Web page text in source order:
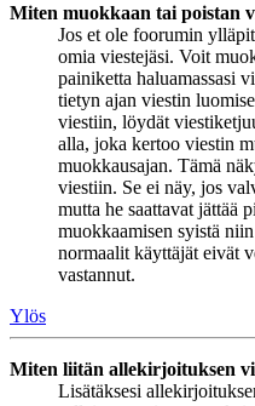
Miten muokkaan tai poistan
Jos et ole foorumin
omia viestejäsi. Voit
painiketta haluamassasi
tietyn ajan viestin
viestiin, löydät
alla, joka kertoo viestin
muokkausajan. Tämä
viestiin. Se ei näy, jos
mutta he saattavat jättää
muokkaamisen syistä
normaalit käyttäjät eivät
vastannut.
Ylös
Miten liitän allekirjoituksen
Lisätäksesi